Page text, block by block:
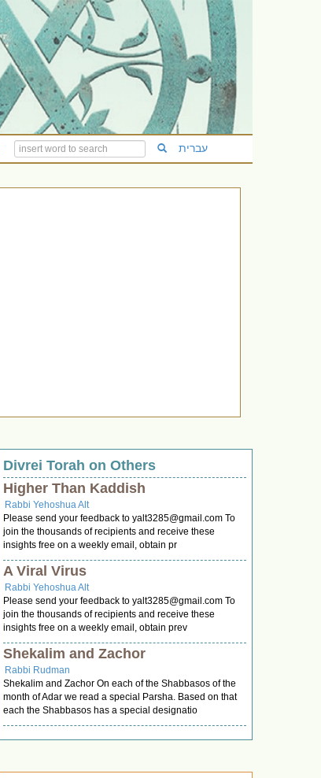
עברית
Divrei Torah on Others
Higher Than Kaddish
Rabbi Yehoshua Alt
Please send your feedback toyalt3285@gmail.com To
join the thousands of recipients and receive these
insights free on a weekly email, obtain pr
A Viral Virus
Rabbi Yehoshua Alt
Please send your feedback toyalt3285@gmail.com To
join the thousands of recipients and receive these
insights free on a weekly email, obtain prev
Shekalim and Zachor
Rabbi Rudman
Shekalim and Zachor On each of the Shabbasos of the
month of Adar we read a special Parsha. Based on that
each the Shabbasos has a special designatio